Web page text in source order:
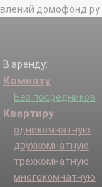
домофонд.ру
В аренду:
Комнату
Без посредников
Квартиру
однокомнатную
двухкомнатную
трехкомнатную
многокомнатную